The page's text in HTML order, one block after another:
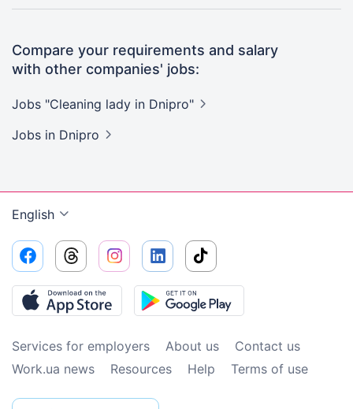
Compare your requirements and salary
with other companies' jobs:
Jobs "Cleaning lady in Dnipro"
Jobs in Dnipro
English
Services for employers About us
Contact us
Work.ua news
Resources Help Terms of use